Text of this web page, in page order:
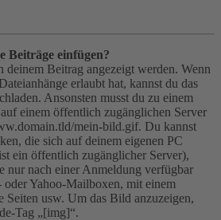
Beiträge einfügen?
deinem Beitrag angezeigt werden. Wenn
erlaubt hat, kannst du das
Ansonsten musst du zu einem
einem öffentlich zugänglichen Server
mein-bild.gif. Du kannst
die sich auf deinem eigenen PC
ein öffentlich zugänglicher Server),
nur nach einer Anmeldung verfügbar
Yahoo-Mailboxen, mit einem
Seiten usw. Um das Bild anzuzeigen,
Tag „[img]“.